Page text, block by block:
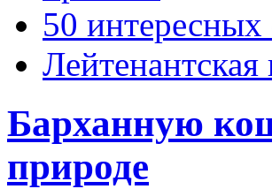
50
Барханную
природе